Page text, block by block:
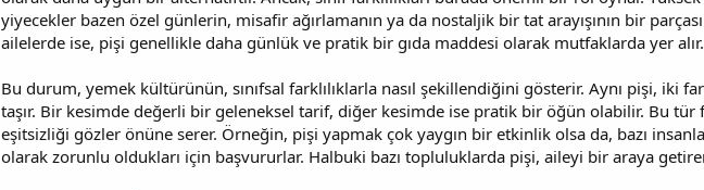
yiyecekler bazen özel günlerin, misafir ağırlamanın ya da nostaljik bir tat arayışının bir parçası
ailelerde ise, pişi genellikle daha günlük ve pratik bir gıda maddesi olarak mutfaklarda yer alır.
Bu durum, yemek kültürünün, sınıfsal farklılıklarla nasıl şekillendiğini gösterir. Aynı pişi, iki
taşır. Bir kesimde değerli bir geleneksel tarif, diğer kesimde ise pratik bir öğün olabilir. Bu tür
eşitsizliği gözler önüne serer. Örneğin, pişi yapmak çok yaygın bir etkinlik olsa da, bazı
olarak zorunlu oldukları için başvururlar. Halbuki bazı topluluklarda pişi, aileyi bir araya